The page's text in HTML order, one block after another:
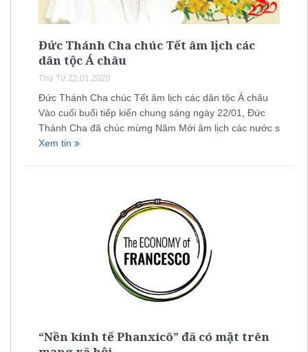
Đức Thánh Cha chúc Tết âm lịch các
dân tộc Á châu
Thứ Tư 22.01.2020
Đức Thánh Cha chúc Tết âm lịch các dân tộc Á châu
Vào cuối buổi tiếp kiến chung sáng ngày 22/01, Đức
Thánh Cha đã chúc mừng Năm Mới âm lịch các nước s
Xem tin
“Nền kinh tế Phanxicô” đã có mặt trên